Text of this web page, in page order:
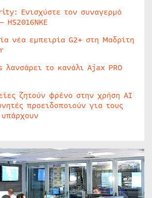
Ενισχύστε τον συναγερμό
HS2016NKE
νέα εμπειρία G2+ στη Μαδρίτη
το κανάλι Ajax PRO
ζητούν φρένο στην χρήση AI
προειδοποιούν για τους